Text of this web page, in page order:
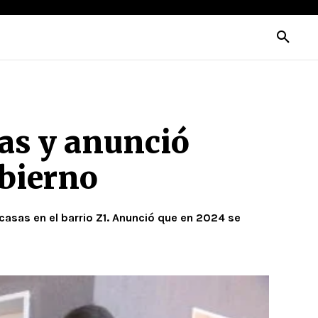
y anunció
en el barrio Z1. Anunció que en 2024 se